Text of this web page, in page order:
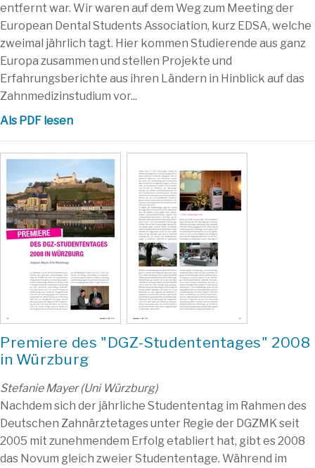
entfernt war. Wir waren auf dem Weg zum Meeting der
European Dental Students Association, kurz EDSA, welche
zweimal jährlich tagt. Hier kommen Studierende aus ganz
Europa zusammen und stellen Projekte und
Erfahrungsberichte aus ihren Ländern in Hinblick auf das
Zahnmedizinstudium vor...
Als PDF lesen
Premiere des "DGZ-Studententages" 2008
in Würzburg
Stefanie Mayer (Uni Würzburg)
Nachdem sich der jährliche Studententag im Rahmen des
Deutschen Zahnärztetages unter Regie der DGZMK seit
2005 mit zunehmendem Erfolg etabliert hat, gibt es 2008
das Novum gleich zweier Studententage. Während im